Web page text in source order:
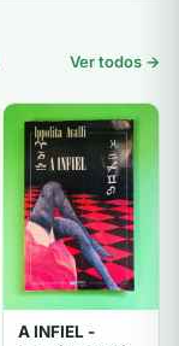
Ver todos →
A INFIEL -